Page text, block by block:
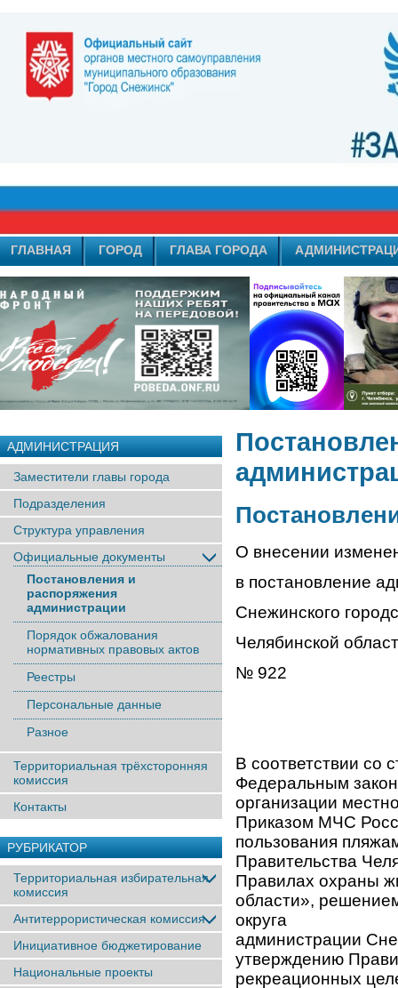
ГЛАВНАЯ ГОРОД ГЛАВА ГОРОДА
АДМИНИСТРАЦИЯ
Заместители главы города
Подразделения
Структура управления
Официальные документы
Постановления и
распоряжения
администрации
Порядок обжалования
нормативных правовых актов
Реестры
Персональные данные
Разное
Территориальная трёхсторонняя
комиссия
Контакты
РУБРИКАТОР
Территориальная избирательная
комиссия
Антитеррористическая комиссия
Инициативное бюджетирование
Национальные проекты
О внесении
в постановление
Снежинского
Челябинской
№ 922
В соответствии со
Федеральным
организации
Приказом МЧС
пользования
Правительства
Правилах охраны
области»,
округа от
администрации
утверждению
рекреационных